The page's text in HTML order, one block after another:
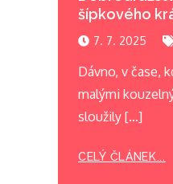
šípkového
7. 7. 2025
Dávno, v čase,
malými
sloužily […]
CELÝ ČLÁNEK...